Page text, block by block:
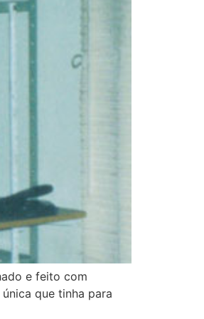
e feito com
que tinha para